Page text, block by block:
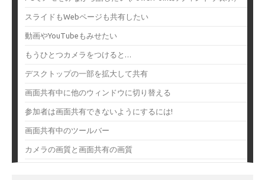
スライドもWebページも共有したい
動画やYouTubeもみせたい
もうひとつカメラをつけると…
デスクトップの一部を拡大して共有
画面共有中に他のウィンドウに切り替える
参加者は画面共有できないようにするには!
画面共有中のツールバー
カメラの画質と画面共有の画質